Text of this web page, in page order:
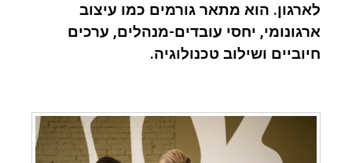
לארגון. הוא מתאר גורמים כמו עיצוב
ארגונומי, יחסי עובדים-מנהלים, ערכים
חיוביים ושילוב טכנולוגיה.